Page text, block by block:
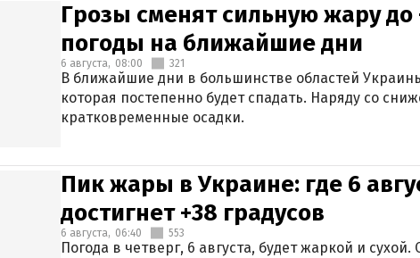
Грозы сменят сильную жару до
погоды на ближайшие дни
6 августа, 08:00 321
В ближайшие дни в большинстве областей
которая постепенно будет спадать. Наряду со
кратковременные осадки.
Пик жары в Украине: где 6
достигнет +38 градусов
6 августа, 06:40 553
Погода в четверг, 6 августа, будет жаркой и